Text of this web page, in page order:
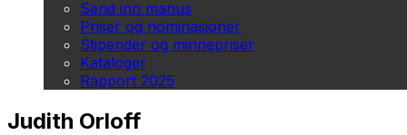
Send inn manus
Priser og nominasjoner
Stipender og minnepriser
Kataloger
Rapport 2025
Judith Orloff